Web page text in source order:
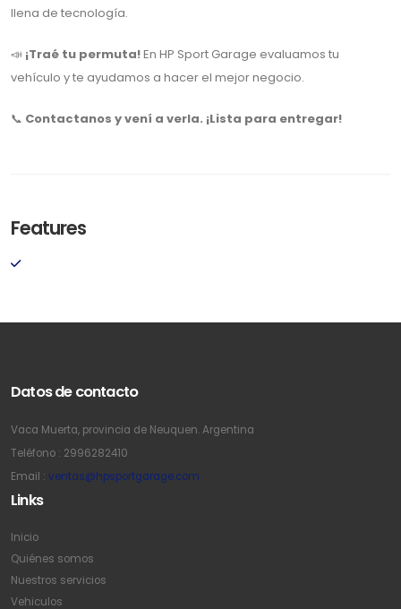
llena de tecnología.
📣 ¡Traé tu permuta!En HP Sport Garage evaluamos tu
vehículo y te ayudamos a hacer el mejor negocio.
📞 Contactanos y vení a verla. ¡Lista para entregar!
Features
Datos de contacto
Vaca Muerta, provincia de Neuquen. Argentina
Teléfono : 2996282410
Email : ventas@hpsportgarage.com
Links
Inicio
Quiénes somos
Nuestros servicios
Vehiculos